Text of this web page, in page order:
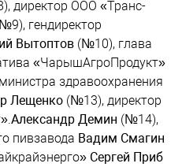
директор ООО «Транс-
гендиректор
Вытоптов (№10), глава
«ЧарышАгроПродукт»
здравоохранения
Лещенко (№13), директор
Александр Демин (№14),
пивзавода Вадим Смагин
Сергей Приб